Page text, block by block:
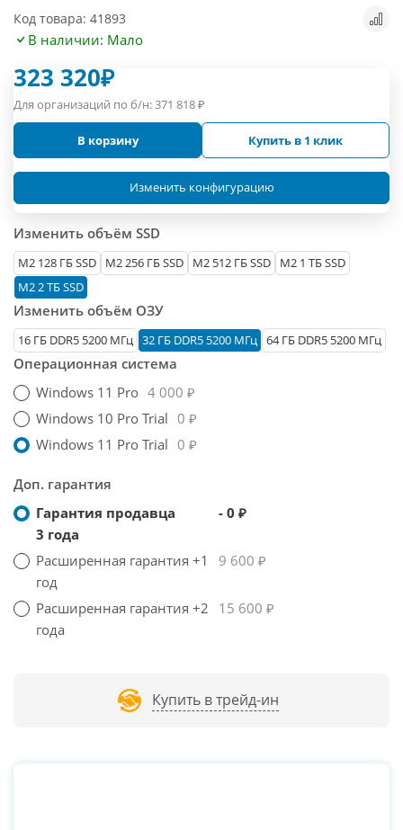
Код товара: 41893
В наличии: Мало
323 320₽
Для организаций по б/н:371 818₽
В корзину Купить в 1 клик
Изменить конфигурацию
Изменить объём SSD
М2 128 ГБ SSD M2 256 ГБ SSD M2 512 ГБ SSD
M2 1 ТБ SSD
M2 2 ТБ SSD
Изменить объём ОЗУ
16 ГБ DDR5 5200 МГц 32 ГБ DDR5 5200 МГц 64 ГБ DDR5 5200 МГц
Операционная система
Windows 11 Pro 4 000 ₽
Windows 10 Pro Trial 0 ₽
Windows 11 Pro Trial 0 ₽
Доп. гарантия
Гарантия продавца
3 года
- 0 ₽
Расширенная гарантия +1
год
9 600 ₽
Расширенная гарантия +2
года
15 600 ₽
Купить в трейд-ин